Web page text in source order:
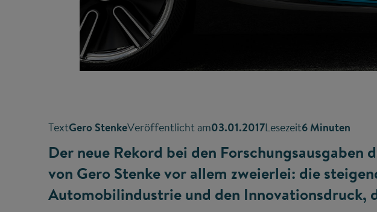
TextGero StenkeVeröffentlicht am03.01.2017Lesezeit6 Minuten
Der neue Rekord bei den
von Gero Stenke vor allem zweierlei: die
Automobilindustrie und den Innovationsdruck,